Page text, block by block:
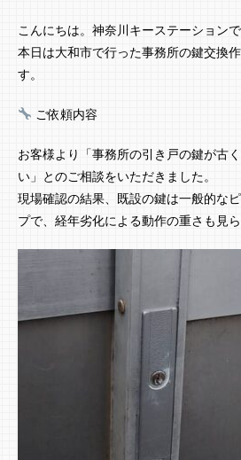
こんにちは。神奈川キーステーションで
本日は大和市で行った事務所の鍵交換
す。
ご依頼内容
お客様より「事務所の引き戸の鍵が古
い」とのご相談をいただきました。
現場確認の結果、既設の鍵は一般的な
プで、経年劣化による動作の重さも見ら